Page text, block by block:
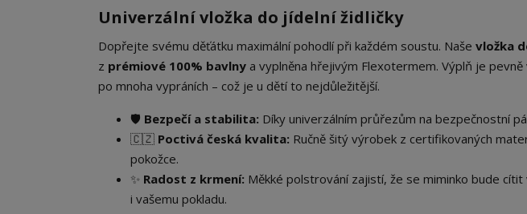
Univerzální vložka do jídelní židličky
Dopřejte svému děťátku maximální pohodlí při každém soustu. Naše vložka
z prémiové 100% bavlny a vyplněna hřejivým Flexotermem. Výplň je pevně
po mnoha vypráních – což je u dětí to nejdůležitější.
🛡️ Bezpečí a stabilita: Díky univerzálním průřezům na bezpečnostní
🇨🇿 Poctivá česká kvalita: Ručně šitý výrobek z certifikovaných
pokožce.
✨ Radost z krmení: Měkké polstrování zajistí, že se miminko bude
i vašemu pokladu.